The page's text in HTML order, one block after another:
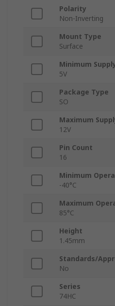
Polarity
Non-Inverting
Mount Type
Surface
Minimum
5V
Package Type
SO
Maximum
12V
Pin Count
16
Minimum
-40°C
Maximum
85°C
Height
1.45mm
Standards/
No
Series
74HC